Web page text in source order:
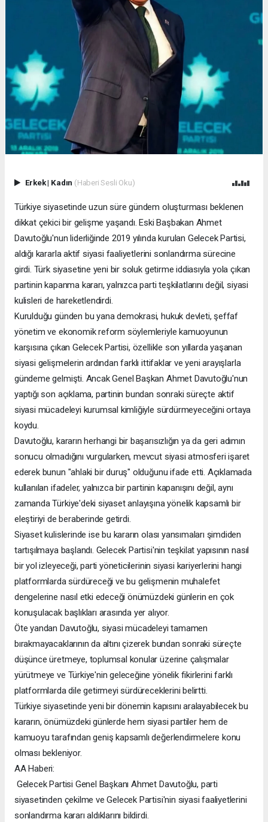
Erkek| Kadın (Haberi Sesli Oku)
Türkiye siyasetinde uzun süre gündem oluşturması beklenen
dikkat çekici bir gelişme yaşandı. Eski Başbakan Ahmet
Davutoğlu'nun liderliğinde 2019 yılında kurulan Gelecek Partisi,
aldığı kararla aktif siyasi faaliyetlerini sonlandırma sürecine
girdi. Türk siyasetine yeni bir soluk getirme iddiasıyla yola çıkan
partinin kapanma kararı, yalnızca parti teşkilatlarını değil, siyasi
kulisleri de hareketlendirdi.
Kurulduğu günden bu yana demokrasi, hukuk devleti, şeffaf
yönetim ve ekonomik reform söylemleriyle kamuoyunun
karşısına çıkan Gelecek Partisi, özellikle son yıllarda yaşanan
siyasi gelişmelerin ardından farklı ittifaklar ve yeni arayışlarla
gündeme gelmişti. Ancak Genel Başkan Ahmet Davutoğlu'nun
yaptığı son açıklama, partinin bundan sonraki süreçte aktif
siyasi mücadeleyi kurumsal kimliğiyle sürdürmeyeceğini ortaya
koydu.
Davutoğlu, kararın herhangi bir başarısızlığın ya da geri adımın
sonucu olmadığını vurgularken, mevcut siyasi atmosferi işaret
ederek bunun "ahlaki bir duruş" olduğunu ifade etti. Açıklamada
kullanılan ifadeler, yalnızca bir partinin kapanışını değil, aynı
zamanda Türkiye'deki siyaset anlayışına yönelik kapsamlı bir
eleştiriyi de beraberinde getirdi.
Siyaset kulislerinde ise bu kararın olası yansımaları şimdiden
tartışılmaya başlandı. Gelecek Partisi'nin teşkilat yapısının nasıl
bir yol izleyeceği, parti yöneticilerinin siyasi kariyerlerini hangi
platformlarda sürdüreceği ve bu gelişmenin muhalefet
dengelerine nasıl etki edeceği önümüzdeki günlerin en çok
konuşulacak başlıkları arasında yer alıyor.
Öte yandan Davutoğlu, siyasi mücadeleyi tamamen
bırakmayacaklarının da altını çizerek bundan sonraki süreçte
düşünce üretmeye, toplumsal konular üzerine çalışmalar
yürütmeye ve Türkiye'nin geleceğine yönelik fikirlerini farklı
platformlarda dile getirmeyi sürdüreceklerini belirtti.
Türkiye siyasetinde yeni bir dönemin kapısını aralayabilecek bu
kararın, önümüzdeki günlerde hem siyasi partiler hem de
kamuoyu tarafından geniş kapsamlı değerlendirmelere konu
olması bekleniyor.
AA Haberi:
Gelecek Partisi Genel Başkanı Ahmet Davutoğlu, parti
siyasetinden çekilme ve Gelecek Partisi'nin siyasi faaliyetlerini
sonlandırma kararı aldıklarını bildirdi.